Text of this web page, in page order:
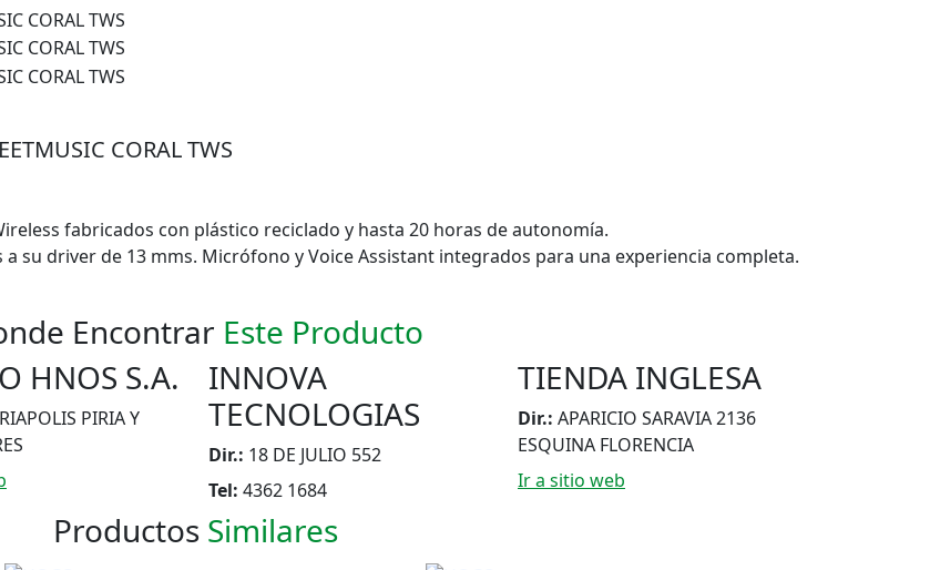
CORAL TWS
fabricados con plástico reciclado y hasta 20 horas de autonomía.
su driver de 13 mms. Micrófono y Voice Assistant integrados para una experiencia completa.
Encontrar Este Producto
HNOS S.A.
PIRIA Y
INNOVA
TECNOLOGIAS
Dir.: 18 DE JULIO 552
Tel: 4362 1684
TIENDA INGLESA
Dir.: APARICIO SARAVIA 2136
ESQUINA FLORENCIA
Ir a sitio web
Productos Similares